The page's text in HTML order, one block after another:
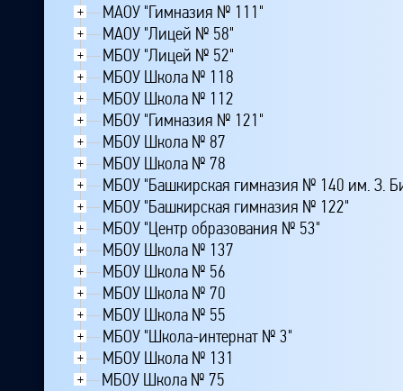
+ МАОУ "Гимназия № 111"
+ МАОУ "Лицей № 58"
+ МБОУ "Лицей № 52"
+ МБОУ Школа № 118
+ МБОУ Школа № 112
+ МБОУ "Гимназия № 121"
+ МБОУ Школа № 87
+ МБОУ Школа № 78
+ МБОУ "Башкирская гимназия № 140 им. З.
+ МБОУ "Башкирская гимназия № 122"
+ МБОУ "Центр образования № 53"
+ МБОУ Школа № 137
+ МБОУ Школа № 56
+ МБОУ Школа № 70
+ МБОУ Школа № 55
+ МБОУ "Школа-интернат № 3"
+ МБОУ Школа № 131
+ МБОУ Школа № 75